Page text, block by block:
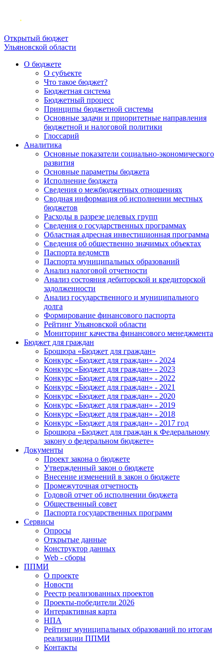
Открытый бюджет
Ульяновской области
О бюджете
О субъекте
Что такое бюджет?
Бюджетная система
Бюджетный процесс
Принципы бюджетной системы
Основные задачи и приоритетные направления
бюджетной и налоговой политики
Глоссарий
Аналитика
Основные показатели социально-экономического
развития
Основные параметры бюджета
Исполнение бюджета
Сведения о межбюджетных отношениях
Сводная информация об исполнении местных
бюджетов
Расходы в разрезе целевых групп
Сведения о государственных программах
Областная адресная инвестиционная программа
Сведения об общественно значимых объектах
Паспорта ведомств
Паспорта муниципальных образований
Анализ налоговой отчетности
Анализ состояния дебиторской и кредиторской
задолженности
Анализ государственного и муниципального
долга
Формирование финансового паспорта
Рейтинг Ульяновской области
Мониторинг качества финансового менеджмента
Бюджет для граждан
Брошюра «Бюджет для граждан»
Конкурс «Бюджет для граждан» - 2024
Конкурс «Бюджет для граждан» - 2023
Конкурс «Бюджет для граждан» - 2022
Конкурс «Бюджет для граждан» - 2021
Конкурс «Бюджет для граждан» - 2020
Конкурс «Бюджет для граждан» - 2019
Конкурс «Бюджет для граждан» - 2018
Конкурс «Бюджет для граждан» - 2017 год
Брошюра «Бюджет для граждан к Федеральному
закону о федеральном бюджете»
Документы
Проект закона о бюджете
Утвержденный закон о бюджете
Внесение изменений в закон о бюджете
Промежуточная отчетность
Годовой отчет об исполнении бюджета
Общественный совет
Паспорта государственных программ
Сервисы
Опросы
Открытые данные
Конструктор данных
Web - сборы
ППМИ
О проекте
Новости
Реестр реализованных проектов
Проекты-победители 2026
Интерактивная карта
НПА
Рейтинг муниципальных образований по итогам
реализации ППМИ
Контакты